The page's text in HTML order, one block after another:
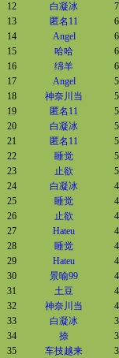
12
白凝冰
13
匿名11
14
Angel
15
哈哈
16
绵羊
17
Angel
18
神奈川当
19
匿名11
20
白凝冰
21
匿名11
22
睡觉
23
止欲
24
白凝冰
25
睡觉
26
止欲
27
Hateu
28
睡觉
29
Hateu
30
景喻99
31
土豆
32
神奈川当
33
白凝冰
34
捺
35
车技越来